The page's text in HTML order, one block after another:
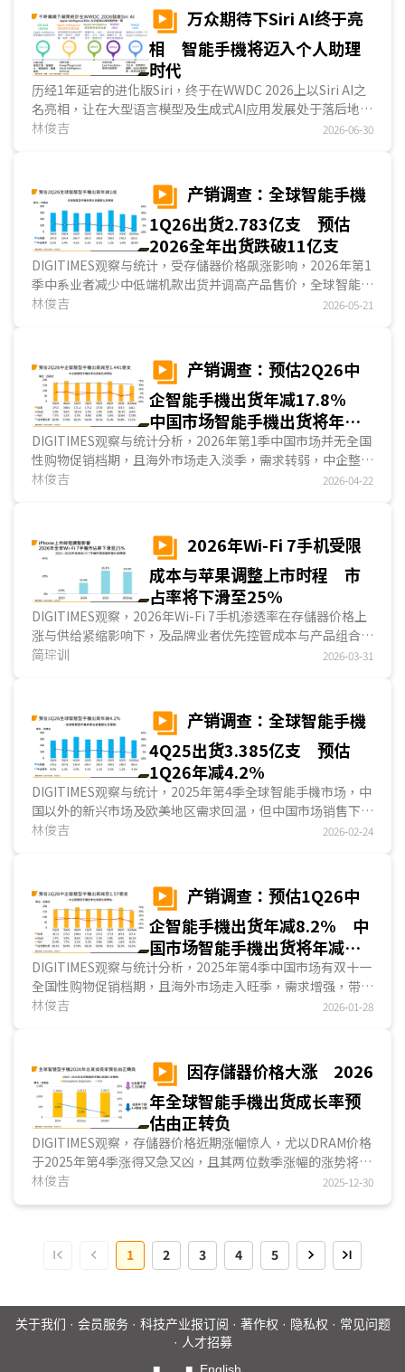
万众期待下Siri AI终于亮
相 智能手機将迈入个人助理
时代
历经1年延宕的进化版Siri，终于在WWDC 2026上以Siri AI之
名亮相，让在大型语言模型及生成式AI应用发展处于落后地位
的苹果迎头赶上竞争者。DIGITIMES认为，相较于...
林俊吉 2026-06-30
产销调查：全球智能手機
1Q26出货2.783亿支 预估
2026全年出货跌破11亿支
DIGITIMES观察与统计，受存儲器价格飙涨影响，2026年第1
季中系业者减少中低端机款出货并调高产品售价，全球智能手
機出货量较2025年同期下滑5.6%，为2.783亿支；展望2026
2025年同期下滑1成。...
林俊吉 2026-05-21
产销调查：预估2Q26中
企智能手機出货年减17.8%
中国市场智能手機出货将年减
5.4%
DIGITIMES观察与统计分析，2026年第1季中国市场并无全国
性购物促销档期，且海外市场走入淡季，需求转弱，中企整体
智能手機出货下滑至1.533亿支，季减18.3%，年减10.6%；
林俊吉 2026-04-22
2026年Wi-Fi 7手机受限
成本与苹果调整上市时程 市
占率将下滑至25%
DIGITIMES观察，2026年Wi-Fi 7手机渗透率在存儲器价格上
涨与供给紧缩影响下，及品牌业者优先控管成本与产品组合，
导致导入节奏放缓。尽管高通(Qualcomm)与联发科的高端手
中高端市场相对保守的态势。整体而言，在苹果(Apple)加入
市场后，支持Wi-Fi 7的手机渗透率在2025年提升至26.1%，
然2026年因苹果调整新机上市时程，渗透率预期略为下滑至
25%。...
简琮训 2026-03-31
产销调查：全球智能手機
4Q25出货3.385亿支 预估
1Q26年减4.2%
DIGITIMES观察与统计，2025年第4季全球智能手機市场，中
国以外的新兴市场及欧美地区需求回温，但中国市场销售下
滑，全球智能手機市场出货年增1.2%，为3.385亿支....
林俊吉 2026-02-24
产销调查：预估1Q26中
企智能手機出货年减8.2% 中
国市场智能手機出货将年减
6.5%
DIGITIMES观察与统计分析，2025年第4季中国市场有双十一
全国性购物促销档期，且海外市场走入旺季，需求增强，带动
中企整体智能手機出货达1.876亿支，季增6.0%，但年减
增14.3%；中国市场智能手機2025全年出货则为2.873亿支，
年减0.6%。...
林俊吉 2026-01-28
因存儲器价格大涨 2026
年全球智能手機出货成长率预
估由正转负
DIGITIMES观察，存儲器价格近期涨幅惊人，尤以DRAM价格
于2025年第4季涨得又急又凶，且其两位数季涨幅的涨势将延
续至2026年首季，严重冲击包含智能手機在内的消费性电子
林俊吉 2025-12-30
1 2 3 4 5
关于我们 · 会员服务· 科技产业报订阅 · 著作权 · 隐私权 · 常见问题
· 人才招募
■
■ English